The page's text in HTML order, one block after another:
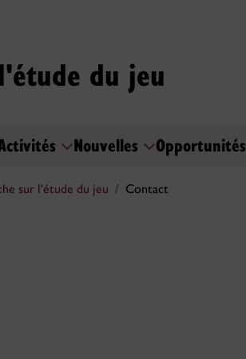
du jeu
Nouvelles Opportunités
sur l'étude du jeu Contact